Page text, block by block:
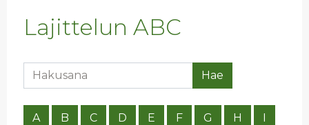
Lajittelun ABC
Hakusana Hae
A B C D E F G H I